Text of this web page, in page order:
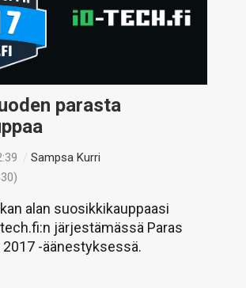
parasta
/Sampsa Kurri
alan suosikkikauppaasi
järjestämässä Paras
-äänestyksessä.